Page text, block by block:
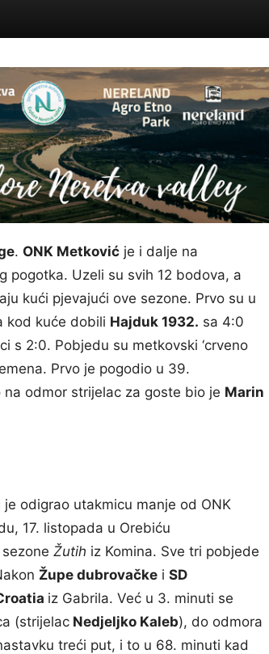
. ONK Metković je i dalje na
pogotka. Uzeli su svih 12 bodova, a
kući pjevajući ove sezone. Prvo su u
kod kuće dobili Hajduk 1932. sa 4:0
s 2:0. Pobjedu su metkovski ‘crveno
Prvo je pogodio u 39.
odmor strijelac za goste bio je Marin
odigrao utakmicu manje od ONK
17. listopada u Orebiću
Žutih iz Komina. Sve tri pobjede
Župe dubrovačke i SD
iz Gabrila. Već u 3. minuti se
(strijelac Nedjeljko Kaleb), do odmora
treći put, i to u 68. minuti kad